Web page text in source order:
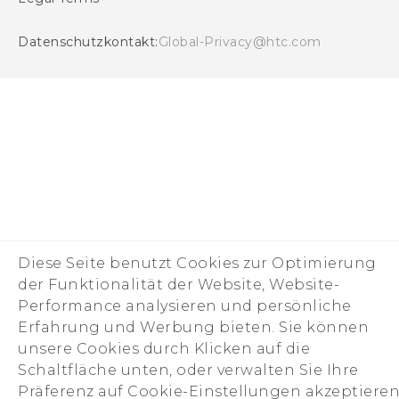
Diese Seite benutzt Cookies zur Optimierung
der Funktionalität der Website, Website-
Performance analysieren und persönliche
Erfahrung und Werbung bieten. Sie können
unsere Cookies durch Klicken auf die
Schaltfläche unten, oder verwalten Sie Ihre
Präferenz auf Cookie-Einstellungen
Security and Privacy Whitepaper
Datenschutzkontakt:Global-Privacy@htc.com